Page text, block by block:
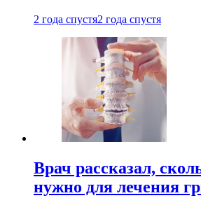
2 года спустя2 года спустя
Врач рассказал,
нужно для лечения